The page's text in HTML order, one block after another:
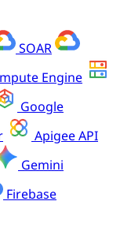
SOAR
Engine
Google
Apigee API
Gemini
Firebase